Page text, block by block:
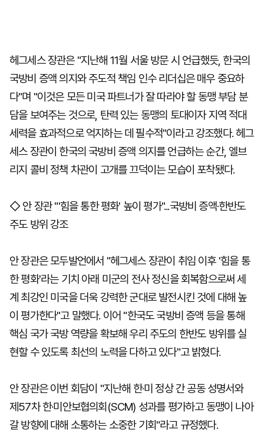
헤그세스 장관은 "지난해 11월 서울 방문 시 언급했듯, 한국의
국방비 증액 의지와 주도적 책임 인수 리더십은 매우 중요하
다"며 "이것은 모든 미국 파트너가 잘 따라야 할 동맹 부담 분
담을 보여주는 것으로, 탄력 있는 동맹의 토대이자 지역 적대
세력을 효과적으로 억지하는 데 필수적"이라고 강조했다. 헤그
세스 장관이 한국의 국방비 증액 의지를 언급하는 순간, 엘브
리지 콜비 정책 차관이 고개를 끄덕이는 모습이 포착됐다.
◇ 안 장관 "'힘을 통한 평화' 높이 평가"...국방비 증액·한반도
주도 방위 강조
안 장관은 모두발언에서 "헤그세스 장관이 취임 이후 '힘을 통
한 평화'라는 기치 아래 미군의 전사 정신을 회복함으로써 세
계 최강인 미국을 더욱 강력한 군대로 발전시킨 것에 대해 높
이 평가한다"고 말했다. 이어 "한국도 국방비 증액 등을 통해
핵심 국가 국방 역량을 확보해 우리 주도의 한반도 방위를 실
현할 수 있도록 최선의 노력을 다하고 있다"고 밝혔다.
안 장관은 이번 회담이 "지난해 한·미 정상 간 공동 성명서와
제57차 한·미안보협의회(SCM) 성과를 평가하고 동맹이 나아
갈 방향에 대해 소통하는 소중한 기회"라고 규정했다.